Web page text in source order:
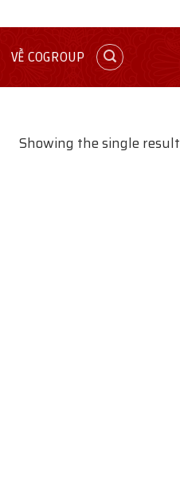
VỀ COGROUP
Showing the single result